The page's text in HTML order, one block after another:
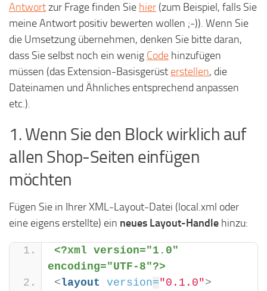
Antwortzur Frage finden Sie hier (zum Beispiel, falls Sie
meine Antwort positiv bewerten wollen ;-)). Wenn Sie
die Umsetzung übernehmen, denken Sie bitte daran,
dass Sie selbst noch ein wenig Code hinzufügen
müssen (das Extension-Basisgerüst erstellen, die
Dateinamen und Ähnliches entsprechend anpassen
etc.).
1. Wenn Sie den Block wirklich auf
allen Shop-Seiten einfügen
möchten
Fügen Sie in Ihrer XML-Layout-Datei (local.xml oder
eine eigens erstellte) ein neues Layout-Handle hinzu:
<?xml version="1.0"
encoding="UTF-8"?>
<layout version="0.1.0">